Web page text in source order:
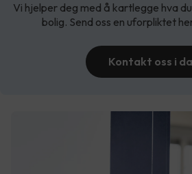
Vi hjelper deg med å kartlegge hva
bolig. Send oss en uforpliktet
Kontakt oss i